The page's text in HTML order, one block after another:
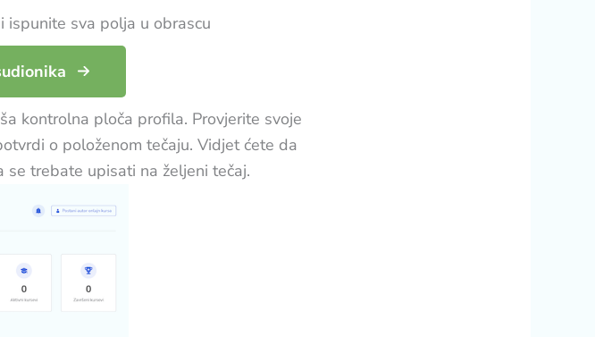
ispunite sva polja u obrascu
kontrolna ploča profila. Provjerite svoje
o položenom tečaju. Vidjet ćete da
trebate upisati na željeni tečaj.